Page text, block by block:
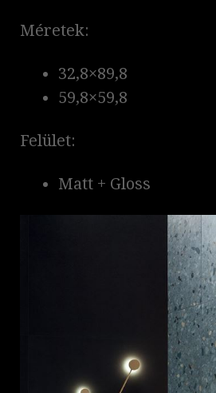
Méretek:
32,8×89,8
59,8×59,8
Felület:
Matt + Gloss